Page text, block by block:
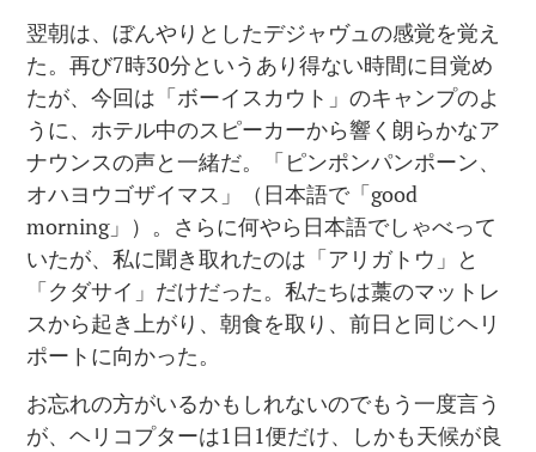
翌朝は、ぼんやりとしたデジャヴュの感覚を覚え
た。再び7時30分というあり得ない時間に目覚め
たが、今回は「ボーイスカウト」のキャンプのよ
うに、ホテル中のスピーカーから響く朗らかなア
ナウンスの声と一緒だ。「ピンポンパンポーン、
オハヨウゴザイマス」（日本語で「good
morning」）。さらに何やら日本語でしゃべって
いたが、私に聞き取れたのは「アリガトウ」と
「クダサイ」だけだった。私たちは藁のマットレ
スから起き上がり、朝食を取り、前日と同じヘリ
ポートに向かった。
お忘れの方がいるかもしれないのでもう一度言う
が、ヘリコプターは1日1便だけ、しかも天候が良